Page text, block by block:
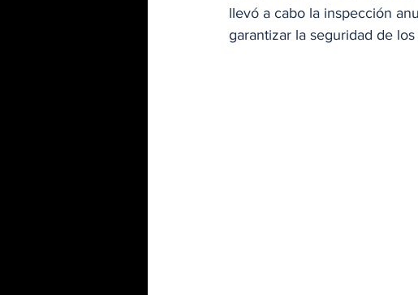
llevó a cabo la inspección
garantizar la seguridad de